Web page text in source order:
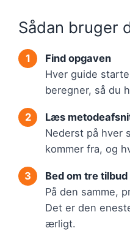
Sådan bruger
Find opgaven
Hver guide
beregner, så du
Læs
Nederst på hver
kommer fra, og
Bed om tre tilbud
På den samme,
Det er den
ærligt.